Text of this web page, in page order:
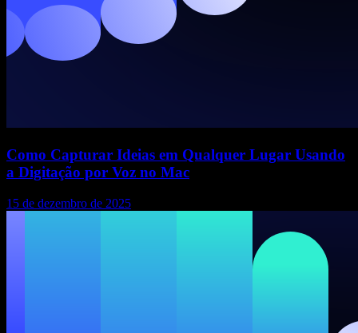
Como Capturar Ideias em Qualquer Lugar Usando
a Digitação por Voz no Mac
15 de dezembro de 2025